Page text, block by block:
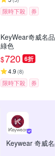
限時下殺 券
KeyWear奇威名
綠色
$720 6折
4.9 (8)
限時下殺 券
Keywear 奇威